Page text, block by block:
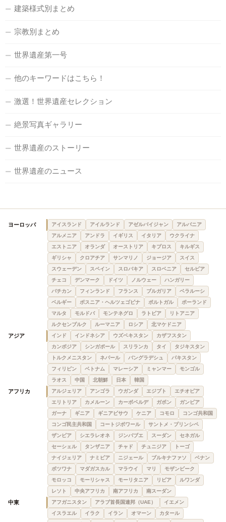
建築様式別まとめ
宗教別まとめ
世界遺産第一号
他のキーワードはこちら！
激選！世界遺産セレクション
絶景写真ギャラリー
世界遺産のストーリー
世界遺産のニュース
ヨーロッパ アイスランド アイルランド アゼルバイジャン
アルバニア
アルメニア
アンドラ イギリス イタリア
ウクライナ
エストニア
オランダ オーストリア キプロス
キルギス
ギリシャ
クロアチア サンマリノ ジョージア
スイス
スウェーデン
スペイン スロバキア スロベニア
セルビア
チェコ
デンマーク ドイツ ノルウェー
ハンガリー
バチカン
フィンランド フランス ブルガリア
ベラルーシ
ベルギー
ボスニア・ヘルツェゴビナ ポルトガル
ポーランド
マルタ
モルドバ モンテネグロ ラトビア
リトアニア
ルクセンブルク
ルーマニア ロシア 北マケドニア
アジア インド インドネシア ウズベキスタン
カザフスタン
カンボジア
シンガポール スリランカ タイ
タジキスタン
トルクメニスタン
ネパール バングラデシュ
パキスタン
フィリピン
ベトナム マレーシア ミャンマー
モンゴル
ラオス
中国 北朝鮮 日本 韓国
アフリカ アルジェリア アンゴラ ウガンダ エジプト
エチオピア
エリトリア
カメルーン カーボベルデ ガボン
ガンビア
ガーナ
ギニア ギニアビサウ ケニア コモロ
コンゴ共和国
コンゴ民主共和国
コートジボワール
サントメ・プリンシペ
ザンビア
シエラレオネ ジンバブエ スーダン
セネガル
セーシェル
タンザニア チャド チュニジア
トーゴ
ナイジェリア
ナミビア ニジェール ブルキナファソ
ベナン
ボツワナ
マダガスカル マラウイ マリ
モザンビーク
モロッコ
モーリシャス モーリタニア リビア
ルワンダ
レソト
中央アフリカ 南アフリカ 南スーダン
中東 アフガニスタン アラブ首長国連邦（UAE）
イエメン
イスラエル
イラク イラン オマーン
カタール